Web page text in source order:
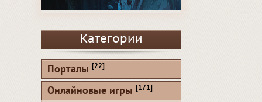
Категории
Порталы [22]
Онлайновые игры [171]